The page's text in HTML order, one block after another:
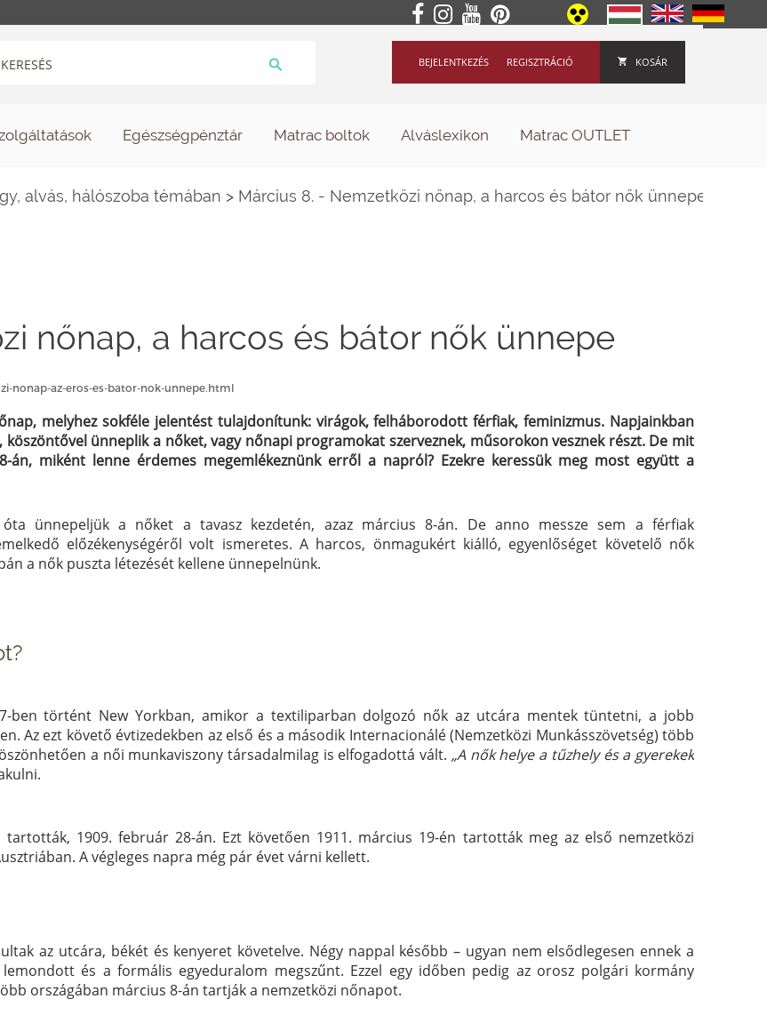
KOSÁR
REGISZTRÁCIÓ
BEJELENTKEZÉS
Egészségpénztár Matrac boltok Alváslexikon Matrac OUTLET
alvás, hálószoba témában > Március 8. - Nemzetközi nőnap, a harcos és bátor nők ünnepe
nőnap, a harcos és bátor nők ünnepe
nonap-az-eros-es-bator-nok-unnepe.html
melyhez sokféle jelentést tulajdonítunk: virágok, felháborodott férfiak, feminizmus. Napjainkban
köszöntővel ünneplik a nőket, vagy nőnapi programokat szerveznek, műsorokon vesznek részt. De mit
án, miként lenne érdemes megemlékeznünk erről a napról? Ezekre keressük meg most együtt a
óta ünnepeljük a nőket a tavasz kezdetén, azaz március 8-án. De anno messze sem a férfiak
előzékenységéről volt ismeretes. A harcos, önmagukért kiálló, egyenlőséget követelő nők
a nők puszta létezését kellene ünnepelnünk.
ben történt New Yorkban, amikor a textiliparban dolgozó nők az utcára mentek tüntetni, a jobb
Az ezt követő évtizedekben az első és a második Internacionálé (Nemzetközi Munkásszövetség) több
a női munkaviszony társadalmilag is elfogadottá vált. „A nők helye a tűzhely és a gyerekek
1909. február 28-án. Ezt követően 1911. március 19-én tartották meg az első nemzetközi
A végleges napra még pár évet várni kellett.
az utcára, békét és kenyeret követelve. Négy nappal később – ugyan nem elsődlegesen ennek a
és a formális egyeduralom megszűnt. Ezzel egy időben pedig az orosz polgári kormány
országában március 8-án tartják a nemzetközi nőnapot.